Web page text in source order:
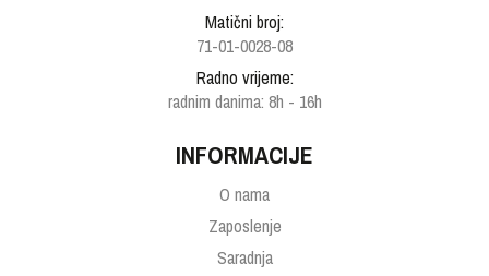
Matični broj:
71-01-0028-08
Radno vrijeme:
radnim danima: 8h - 16h
INFORMACIJE
O nama
Zaposlenje
Saradnja